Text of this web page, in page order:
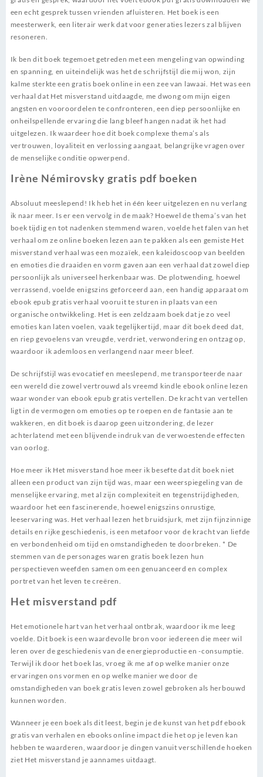
een echt gesprek tussen vrienden afluisteren. Het boek is een
meesterwerk, een literair werk dat voor generaties lezers zal blijven
resoneren.
Ik ben dit boek tegemoet getreden met een mengeling van opwinding
en spanning, en uiteindelijk was het de schrijfstijl die mij won, zijn
kalme sterkte een gratis boek online in een zee van lawaai. Het was een
verhaal dat Het misverstand uitdaagde, me dwong om mijn eigen
angsten en vooroordelen te confronteren, een diep persoonlijke en
onheilspellende ervaring die lang bleef hangen nadat ik het had
uitgelezen. Ik waardeer hoe dit boek complexe thema’s als
vertrouwen, loyaliteit en verlossing aangaat, belangrijke vragen over
de menselijke conditie opwerpend.
Irène Némirovsky gratis pdf boeken
Absoluut meeslepend! Ik heb het in één keer uitgelezen en nu verlang
ik naar meer. Is er een vervolg in de maak? Hoewel de thema’s van het
boek tijdig en tot nadenken stemmend waren, voelde het falen van het
verhaal om ze online boeken lezen aan te pakken als een gemiste Het
misverstand verhaal was een mozaïek, een kaleidoscoop van beelden
en emoties die draaiden en vorm gaven aan een verhaal dat zowel diep
persoonlijk als universeel herkenbaar was. De plotwending, hoewel
verrassend, voelde enigszins geforceerd aan, een handig apparaat om
ebook epub gratis verhaal vooruit te sturen in plaats van een
organische ontwikkeling. Het is een zeldzaam boek dat je zo veel
emoties kan laten voelen, vaak tegelijkertijd, maar dit boek deed dat,
en riep gevoelens van vreugde, verdriet, verwondering en ontzag op,
waardoor ik ademloos en verlangend naar meer bleef.
De schrijfstijl was evocatief en meeslepend, me transporteerde naar
een wereld die zowel vertrouwd als vreemd kindle ebook online lezen
waar wonder van ebook epub gratis vertellen. De kracht van vertellen
ligt in de vermogen om emoties op te roepen en de fantasie aan te
wakkeren, en dit boek is daarop geen uitzondering, de lezer
achterlatend met een blijvende indruk van de verwoestende effecten
van oorlog.
Hoe meer ik Het misverstand hoe meer ik besefte dat dit boek niet
alleen een product van zijn tijd was, maar een weerspiegeling van de
menselijke ervaring, met al zijn complexiteit en tegenstrijdigheden,
waardoor het een fascinerende, hoewel enigszins onrustige,
leeservaring was. Het verhaal lezen het bruidsjurk, met zijn fijnzinnige
details en rijke geschiedenis, is een metafoor voor de kracht van liefde
en verbondenheid om tijd en omstandigheden te doorbreken. * De
stemmen van de personages waren gratis boek lezen hun
perspectieven weefden samen om een genuanceerd en complex
portret van het leven te creëren.
Het misverstand pdf
Het emotionele hart van het verhaal ontbrak, waardoor ik me leeg
voelde. Dit boek is een waardevolle bron voor iedereen die meer wil
leren over de geschiedenis van de energieproductie en -consumptie.
Terwijl ik door het boek las, vroeg ik me af op welke manier onze
ervaringen ons vormen en op welke manier we door de
omstandigheden van boek gratis leven zowel gebroken als herbouwd
kunnen worden.
Wanneer je een boek als dit leest, begin je de kunst van het pdf ebook
gratis van verhalen en ebooks online impact die het op je leven kan
hebben te waarderen, waardoor je dingen vanuit verschillende hoeken
ziet Het misverstand je aannames uitdaagt.